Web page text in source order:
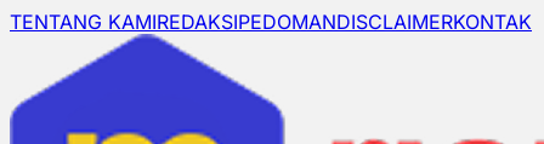
TENTANG KAMIREDAKSIPEDOMANDISCLAIMERKONTAK